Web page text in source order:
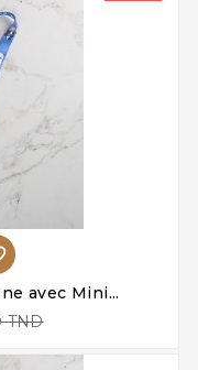
avec Mini...
TND